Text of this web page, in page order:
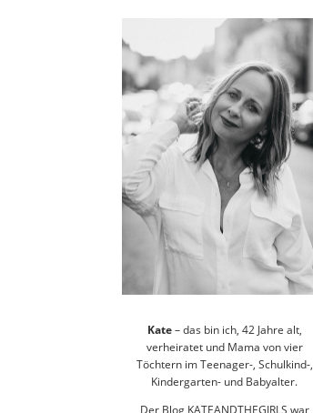
Kate– das bin ich, 42 Jahre alt,
verheiratet und Mama von vier
Töchtern im Teenager-, Schulkind-,
Kindergarten- und Babyalter.